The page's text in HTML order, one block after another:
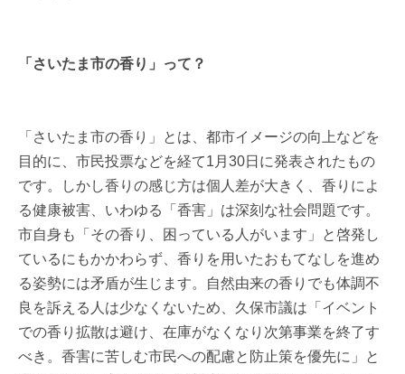
「さいたま市の香り」って？
「さいたま市の香り」とは、都市イメージの向上などを
目的に、市民投票などを経て1月30日に発表されたもの
です。しかし香りの感じ方は個人差が大きく、香りによ
る健康被害、いわゆる「香害」は深刻な社会問題です。
市自身も「その香り、困っている人がいます」と啓発し
ているにもかかわらず、香りを用いたおもてなしを進め
る姿勢には矛盾が生じます。自然由来の香りでも体調不
良を訴える人は少なくないため、久保市議は「イベント
での香り拡散は避け、在庫がなくなり次第事業を終了す
べき。香害に苦しむ市民への配慮と防止策を優先に」と